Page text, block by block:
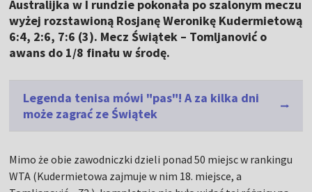
Australijka w I rundzie pokonała po szalonym meczu
wyżej rozstawioną Rosjanę Weronikę Kudermietową
6:4, 2:6, 7:6 (3). Mecz Świątek – Tomljanović o
awans do 1/8 finału w środę.
Legenda tenisa mówi "pas"! A za kilka dni
może zagrać ze Świątek
Mimo że obie zawodniczki dzieli ponad 50 miejsc w rankingu
WTA (Kudermietowa zajmuje w nim 18. miejsce, a